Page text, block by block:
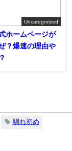
Uncategorized
ホームページが
？爆速の理由や
馴れ初め